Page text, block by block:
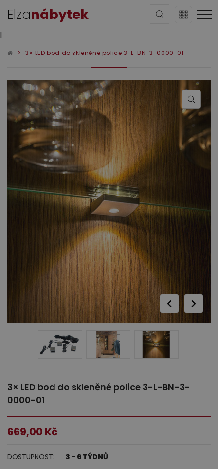
Elzanábytek
Sedací soupravy
Obývací pokoj
Ložnice
Jídelna
l
3× LED bod do skleněné police 3-L-BN-3-0000-01
3× LED bod do skleněné police 3-L-BN-3-
0000-01
669,00 Kč
DOSTUPNOST: 3 - 6 TÝDNŮ